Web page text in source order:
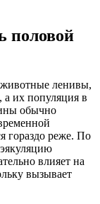
половой
животные ленивы,
их популяция в
обычно
гораздо реже. По
влияет на
вызывает